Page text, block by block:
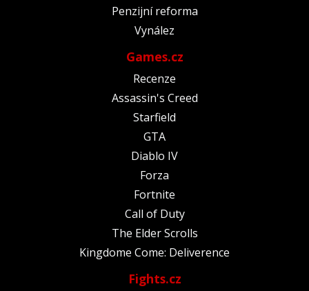
Penzijní reforma
Vynález
Games.cz
Recenze
Assassin's Creed
Starfield
GTA
Diablo IV
Forza
Fortnite
Call of Duty
The Elder Scrolls
Kingdome Come: Deliverence
Fights.cz